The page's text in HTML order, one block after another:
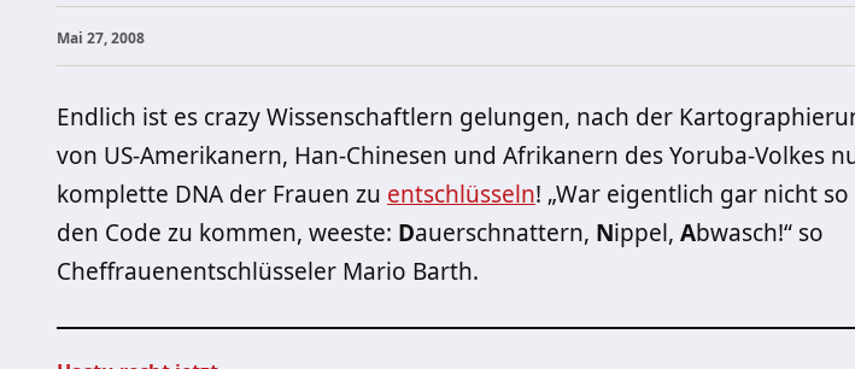
Mai 27, 2008
Endlich ist es crazy Wissenschaftlern gelungen, nach der
von US-Amerikanern, Han-Chinesen und Afrikanern des Yoruba-Volkes
komplette DNA der Frauen zu entschlüsseln! „War eigentlich gar nicht
den Code zu kommen, weeste: Dauerschnattern, Nippel, Abwasch!“ so
Cheffrauenentschlüsseler Mario Barth.